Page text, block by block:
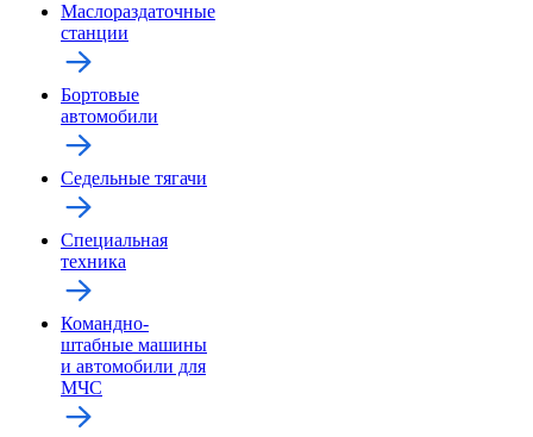
Маслораздаточные
станции
Бортовые
автомобили
Седельные тягачи
Специальная
техника
Командно-
штабные машины
и автомобили для
МЧС